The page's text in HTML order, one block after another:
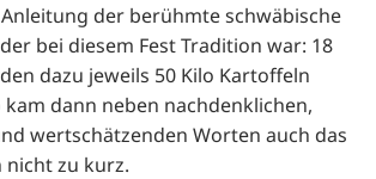
der berühmte schwäbische
bei diesem Fest Tradition war: 18
dazu jeweils 50 Kilo Kartoffeln
dann neben nachdenklichen,
wertschätzenden Worten auch das
nicht zu kurz.